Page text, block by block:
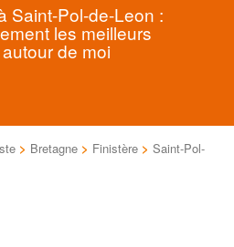
Saint-Pol-de-Leon :
les meilleurs
de moi
> Bretagne > Finistère > Saint-Pol-